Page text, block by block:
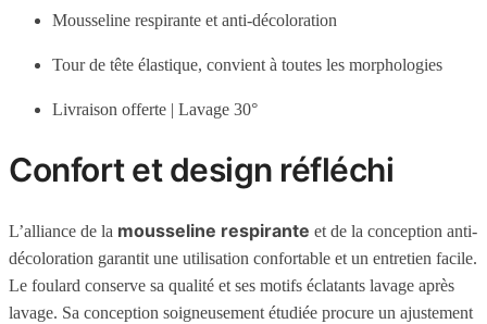
Mousseline respirante et anti-décoloration
Tour de tête élastique, convient à toutes les morphologies
Livraison offerte | Lavage 30°
Confort et design réfléchi
L’alliance de la mousseline respirante et de la conception anti-
décoloration garantit une utilisation confortable et un entretien facile.
Le foulard conserve sa qualité et ses motifs éclatants lavage après
lavage. Sa conception soigneusement étudiée procure un ajustement